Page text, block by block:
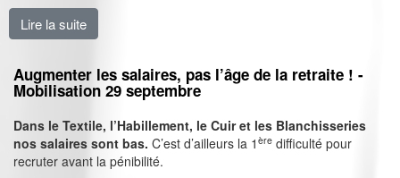
Lire la suite
Augmenter les salaires, pas l’âge de la retraite ! -
Mobilisation 29 septembre
Dans le Textile, l’Habillement, le Cuir et les Blanchisseries
nos salaires sont bas. C’est d’ailleurs la 1 ère difficulté pour
recruter avant la pénibilité.